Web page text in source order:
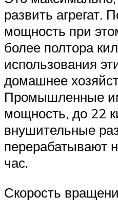
развить агрегат.
мощность при
более полтора
использования
домашнее
Промышленные
мощность, до 22
внушительные
перерабатывают
час.
Скорость